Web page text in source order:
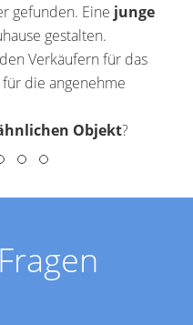
gefunden. Eine junge
gestalten.
Verkäufern für das
die angenehme
Objekt?